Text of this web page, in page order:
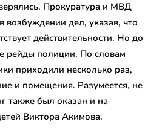
Прокуратура и МВД
возбуждении дел, указав, что
действительности. Но до
рейды полиции. По словам
приходили несколько раз,
и помещения. Разумеется, не
также был оказан и на
Виктора Акимова.